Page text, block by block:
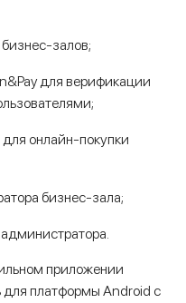
залов;
для верификации
онлайн-покупки
бизнес-зала;
приложении
для платформы Android c